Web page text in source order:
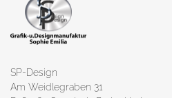
SP-Design
Am Weidlegraben 31